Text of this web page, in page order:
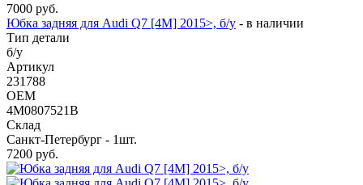
7000 руб.
Юбка задняя для Audi Q7 [4M] 2015>, б/у - в наличии
Тип детали
б/у
Артикул
231788
OEM
4M0807521B
Склад
Санкт-Петербург - 1шт.
7200 руб.